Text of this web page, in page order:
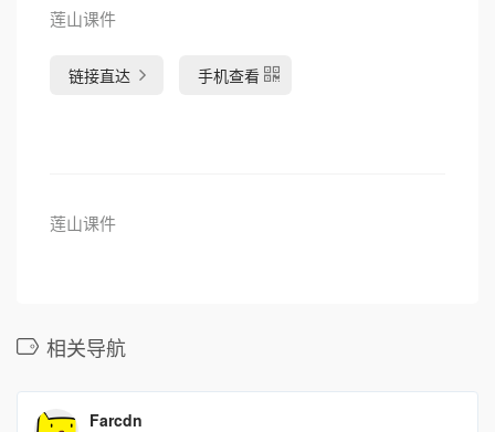
莲山课件
链接直达 手机查看
莲山课件
相关导航
Farcdn